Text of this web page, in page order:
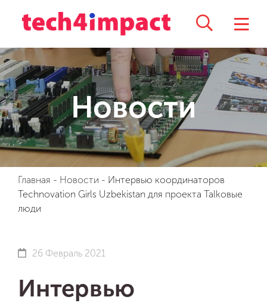
Новости
Главная - Новости - Интервью координаторов
Technovation Girls Uzbekistan для проекта Talkовые
люди
26 Февраль 2021
Интервью